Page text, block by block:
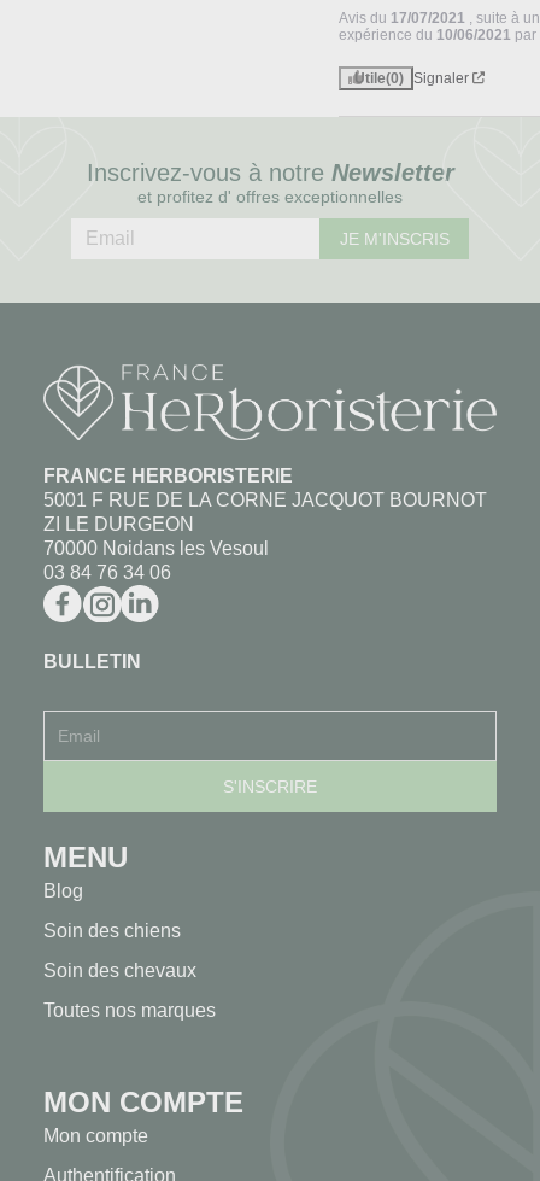
Avis du 17/07/2021
, suite à
expérience du 10/06/2021 par
Utile(0) Signaler
Inscrivez-vous à notre Newsletter
et profitez d' offres exceptionnelles
JE M'INSCRIS
FRANCE HERBORISTERIE
5001 F RUE DE LA CORNE JACQUOT BOURNOT
ZI LE DURGEON
70000 Noidans les Vesoul
03 84 76 34 06
BULLETIN
MENU
Blog
Soin des chiens
Soin des chevaux
Toutes nos marques
MON COMPTE
Mon compte
Authentification